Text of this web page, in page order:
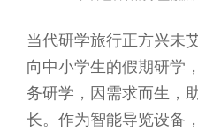
当代研学旅行正方兴未
向中小学生的假期研学
务研学，因需求而生，
长。作为智能导览设备